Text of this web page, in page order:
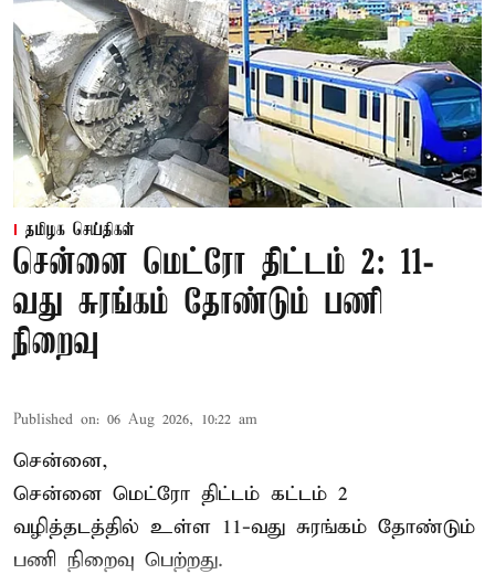
தமிழக செய்திகள்
சென்னை மெட்ரோ திட்டம் 2: 11-
வது சுரங்கம் தோண்டும் பணி
நிறைவு
Published on: 06 Aug 2026, 10:22 am
சென்னை,
சென்னை மெட்ரோ திட்டம் கட்டம் 2
வழித்தடத்தில் உள்ள 11-வது சுரங்கம் தோண்டும்
பணி நிறைவு பெற்றது.